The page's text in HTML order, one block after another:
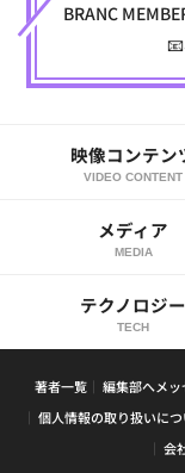
BRANC
映像コンテン
VIDEO CONTENT
メディア
MEDIA
テクノロジー
TECH
著者一覧 編集部へメッ
個人情報の取り扱いにつ
会